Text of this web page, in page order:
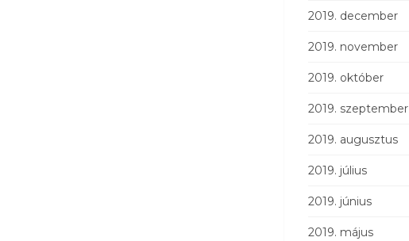
2019. december
2019. november
2019. október
2019. szeptember
2019. augusztus
2019. július
2019. június
2019. május